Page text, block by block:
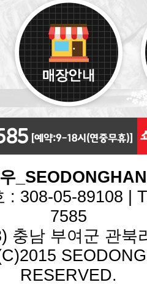
: 308-05-89108 |
7585
충남 부여군 관북
RESERVED.